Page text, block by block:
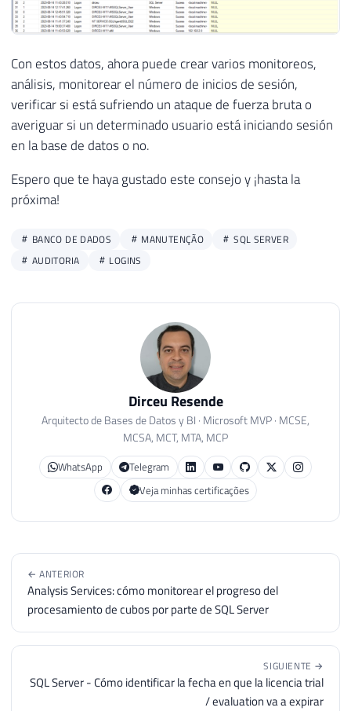
32
33
35
36
37
38
39
41
42
44
45
54
56
59
61
62
63
64
65
66
68
[LogNumber] TINYINT
[LogDate] DATETIME
[Username] VARCHAR (200) NOT
[AuthenticationType] VARCHAR
[Result] VARCHAR (20) NULL,
[IP] VARCHAR(100) NOT NULL,
[Reason
END
INTO
#Arquivos_Log
sp_enumerrorlogs
-- Loop para procurar por tentativas de
DECLARE
@Total INT = (SELECT COUNT(*) FROM
@Agora VARCHAR(19) = CONVERT
WHILE(@Contador < @Total)
Con estos datos, ahora puede crear varios monitoreos,
análisis, monitorear el número de inicios de sesión,
verificar si está sufriendo un ataque de fuerza bruta o
averiguar si un determinado usuario está iniciando sesión
en la base de datos o no.
Espero que te haya gustado este consejo y ¡hasta la
próxima!
BANCO DE DADOS MANUTENÇÃO
SQL SERVER
AUDITORIA
LOGINS
Dirceu Resende
Arquitecto de Bases de Datos y BI · Microsoft MVP · MCSE,
MCSA, MCT, MTA, MCP
WhatsApp
Telegram
Veja minhas certificações
← ANTERIOR
Analysis Services: cómo monitorear el progreso del
procesamiento de cubos por parte de SQL Server
SIGUIENTE →
SQL Server - Cómo identificar la fecha en que la licencia trial
/ evaluation va a expirar